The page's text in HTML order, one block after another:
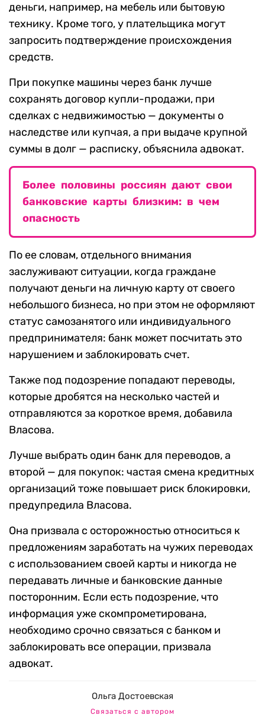
деньги, например, на мебель или бытовую
технику. Кроме того, у плательщика могут
запросить подтверждение происхождения
средств.
При покупке машины через банк лучше
сохранять договор купли-продажи, при
сделках с недвижимостью — документы о
наследстве или купчая, а при выдаче крупной
суммы в долг — расписку, объяснила адвокат.
Более половины россиян дают свои
банковские карты близким: в чем
опасность
По ее словам, отдельного внимания
заслуживают ситуации, когда граждане
получают деньги на личную карту от своего
небольшого бизнеса, но при этом не оформляют
статус самозанятого или индивидуального
предпринимателя: банк может посчитать это
нарушением и заблокировать счет.
Также под подозрение попадают переводы,
которые дробятся на несколько частей и
отправляются за короткое время, добавила
Власова.
Лучше выбрать один банк для переводов, а
второй — для покупок: частая смена кредитных
организаций тоже повышает риск блокировки,
предупредила Власова.
Она призвала с осторожностью относиться к
предложениям заработать на чужих переводах
с использованием своей карты и никогда не
передавать личные и банковские данные
посторонним. Если есть подозрение, что
информация уже скомпрометирована,
необходимо срочно связаться с банком и
заблокировать все операции, призвала
адвокат.
Ольга Достоевская
Связаться с автором